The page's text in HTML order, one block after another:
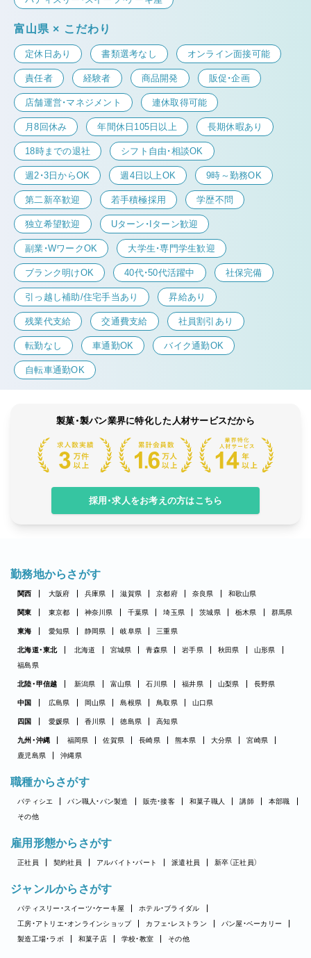
富山県 × こだわり
定休日あり 書類選考なし オンライン面接可能
責任者 経験者 商品開発 販促・企画
店舗運営・マネジメント 連休取得可能
月8回休み 年間休日105日以上 長期休暇あり
18時までの退社 シフト自由・相談OK
週2・3日からOK 週4日以上OK 9時～勤務OK
第二新卒歓迎 若手積極採用 学歴不問
独立希望歓迎 Uターン・Iターン歓迎
副業・WワークOK 大学生・専門学生歓迎
ブランク明けOK 40代・50代活躍中 社保完備
引っ越し補助/住宅手当あり 昇給あり
残業代支給 交通費支給 社員割引あり
転勤なし 車通勤OK バイク通勤OK
自転車通勤OK
製菓・製パン業界に特化した人材サービスだから
採用・求人をお考えの方はこちら
勤務地からさがす
関西 大阪府 兵庫県 滋賀県 京都府 奈良県 和歌山県
関東 東京都 神奈川県 千葉県 埼玉県 茨城県 栃木県 群馬県
東海 愛知県 静岡県 岐阜県 三重県
北海道・東北 北海道 宮城県 青森県 岩手県 秋田県
山形県
福島県
北陸・甲信越 新潟県 富山県 石川県 福井県 山梨県 長野県
中国 広島県 岡山県 島根県 鳥取県 山口県
四国 愛媛県 香川県 徳島県 高知県
九州・沖縄 福岡県 佐賀県 長崎県 熊本県 大分県
宮崎県
鹿児島県
沖縄県
職種からさがす
パティシエ パン職人・パン製造 販売・接客 和菓子職人 講師
本部職
その他
雇用形態からさがす
正社員 契約社員 アルバイト・パート 派遣社員 新卒（正社員）
ジャンルからさがす
パティスリー・スイーツ・ケーキ屋
ホテル・ブライダル
工房・アトリエ・オンラインショップ
カフェ・レストラン
パン屋・ベーカリー
製造工場・ラボ
和菓子店 学校・教室 その他